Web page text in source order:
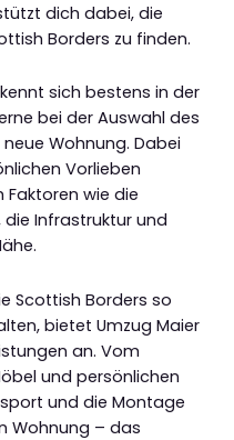
dich dabei, die
Borders zu finden.
sich bestens in der
bei der Auswahl des
Wohnung. Dabei
Vorlieben
wie die
Infrastruktur und
Scottish Borders so
bietet Umzug Maier
an. Vom
und persönlichen
und die Montage
Wohnung – das